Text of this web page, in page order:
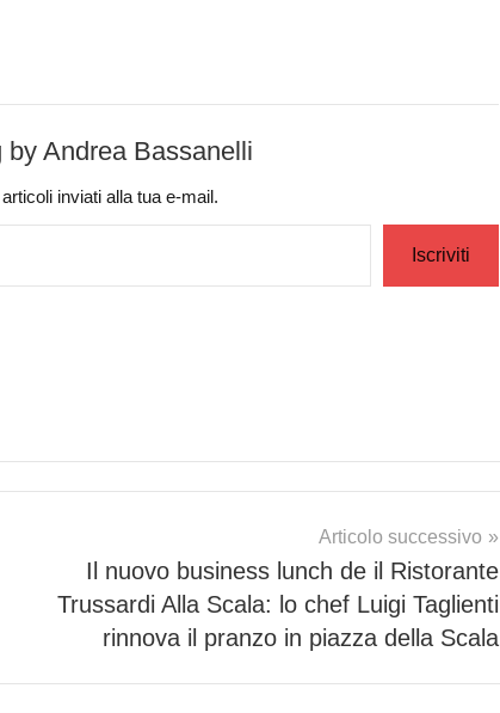
Andrea Bassanelli
inviati alla tua e-mail.
Iscriviti
Articolo successivo
Il nuovo business lunch de il Ristorante
Trussardi Alla Scala: lo chef Luigi Taglienti
rinnova il pranzo in piazza della Scala